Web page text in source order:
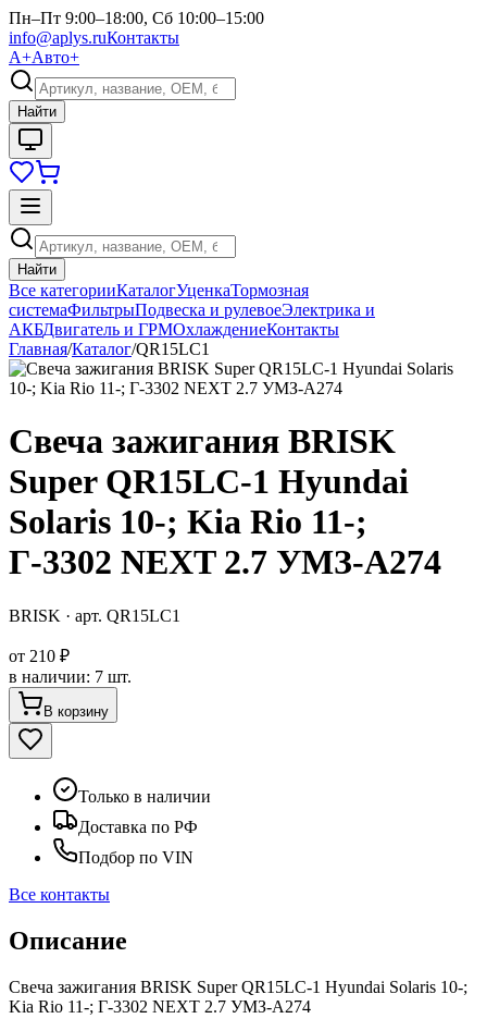
Пн–Пт 9:00–18:00, Сб 10:00–15:00
info@aplys.ruКонтакты
А+Авто+
Найти
Найти
Все категорииКаталогУценкаТормозная
системаФильтрыПодвеска и рулевоеЭлектрика и
АКБДвигатель и ГРМОхлаждениеКонтакты
Главная/Каталог/QR15LC1
Свеча зажигания BRISK
Super QR15LC-1 Hyundai
Solaris 10-; Kia Rio 11-;
Г-3302 NEXT 2.7 УМЗ-А274
BRISK · арт. QR15LC1
от 210 ₽
в наличии: 7 шт.
В корзину
Только в наличии
Доставка по РФ
Подбор по VIN
Все контакты
Описание
Свеча зажигания BRISK Super QR15LC-1 Hyundai Solaris 10-;
Kia Rio 11-; Г-3302 NEXT 2.7 УМЗ-А274